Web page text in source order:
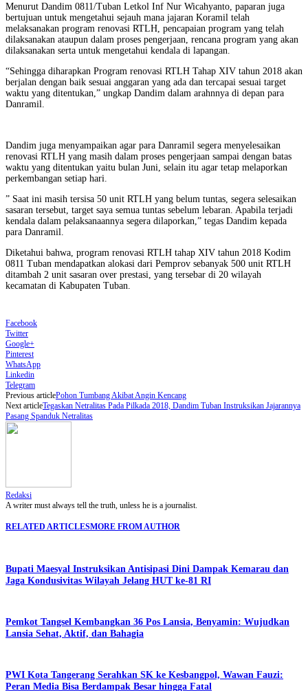
Menurut Dandim 0811/Tuban Letkol Inf Nur Wicahyanto, paparan juga
bertujuan untuk mengetahui sejauh mana jajaran Koramil telah
melaksanakan program renovasi RTLH, pencapaian program yang telah
dilaksanakan ataupun dalam proses pengerjaan, rencana program yang akan
dilaksanakan serta untuk mengetahui kendala di lapangan.
“Sehingga diharapkan Program renovasi RTLH Tahap XIV tahun 2018 akan
berjalan dengan baik sesuai anggaran yang ada dan tercapai sesuai target
waktu yang ditentukan,” ungkap Dandim dalam arahnnya di depan para
Danramil.
Dandim juga menyampaikan agar para Danramil segera menyelesaikan
renovasi RTLH yang masih dalam proses pengerjaan sampai dengan batas
waktu yang ditentukan yaitu bulan Juni, selain itu agar tetap melaporkan
perkembangan setiap hari.
” Saat ini masih tersisa 50 unit RTLH yang belum tuntas, segera selesaikan
sasaran tersebut, target saya semua tuntas sebelum lebaran. Apabila terjadi
kendala dalam pelaksanaannya segera dilaporkan,” tegas Dandim kepada
para Danramil.
Diketahui bahwa, program renovasi RTLH tahap XIV tahun 2018 Kodim
0811 Tuban mendapatkan alokasi dari Pemprov sebanyak 500 unit RTLH
ditambah 2 unit sasaran over prestasi, yang tersebar di 20 wilayah
kecamatan di Kabupaten Tuban.
Facebook
Twitter
Google+
Pinterest
WhatsApp
Linkedin
Telegram
Previous articlePohon Tumbang Akibat Angin Kencang
Next articleTegaskan Netralitas Pada Pilkada 2018, Dandim Tuban Instruksikan Jajarannya
Pasang Spanduk Netralitas
Redaksi
A writer must always tell the truth, unless he is a journalist.
RELATED ARTICLESMORE FROM AUTHOR
Bupati Maesyal Instruksikan Antisipasi Dini Dampak Kemarau dan
Jaga Kondusivitas Wilayah Jelang HUT ke-81 RI
Pemkot Tangsel Kembangkan 36 Pos Lansia, Benyamin: Wujudkan
Lansia Sehat, Aktif, dan Bahagia
PWI Kota Tangerang Serahkan SK ke Kesbangpol, Wawan Fauzi:
Peran Media Bisa Berdampak Besar hingga Fatal